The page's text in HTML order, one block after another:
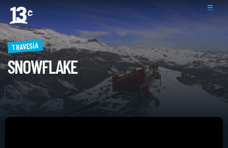
TRAVESÍA
SNOWFLAKE